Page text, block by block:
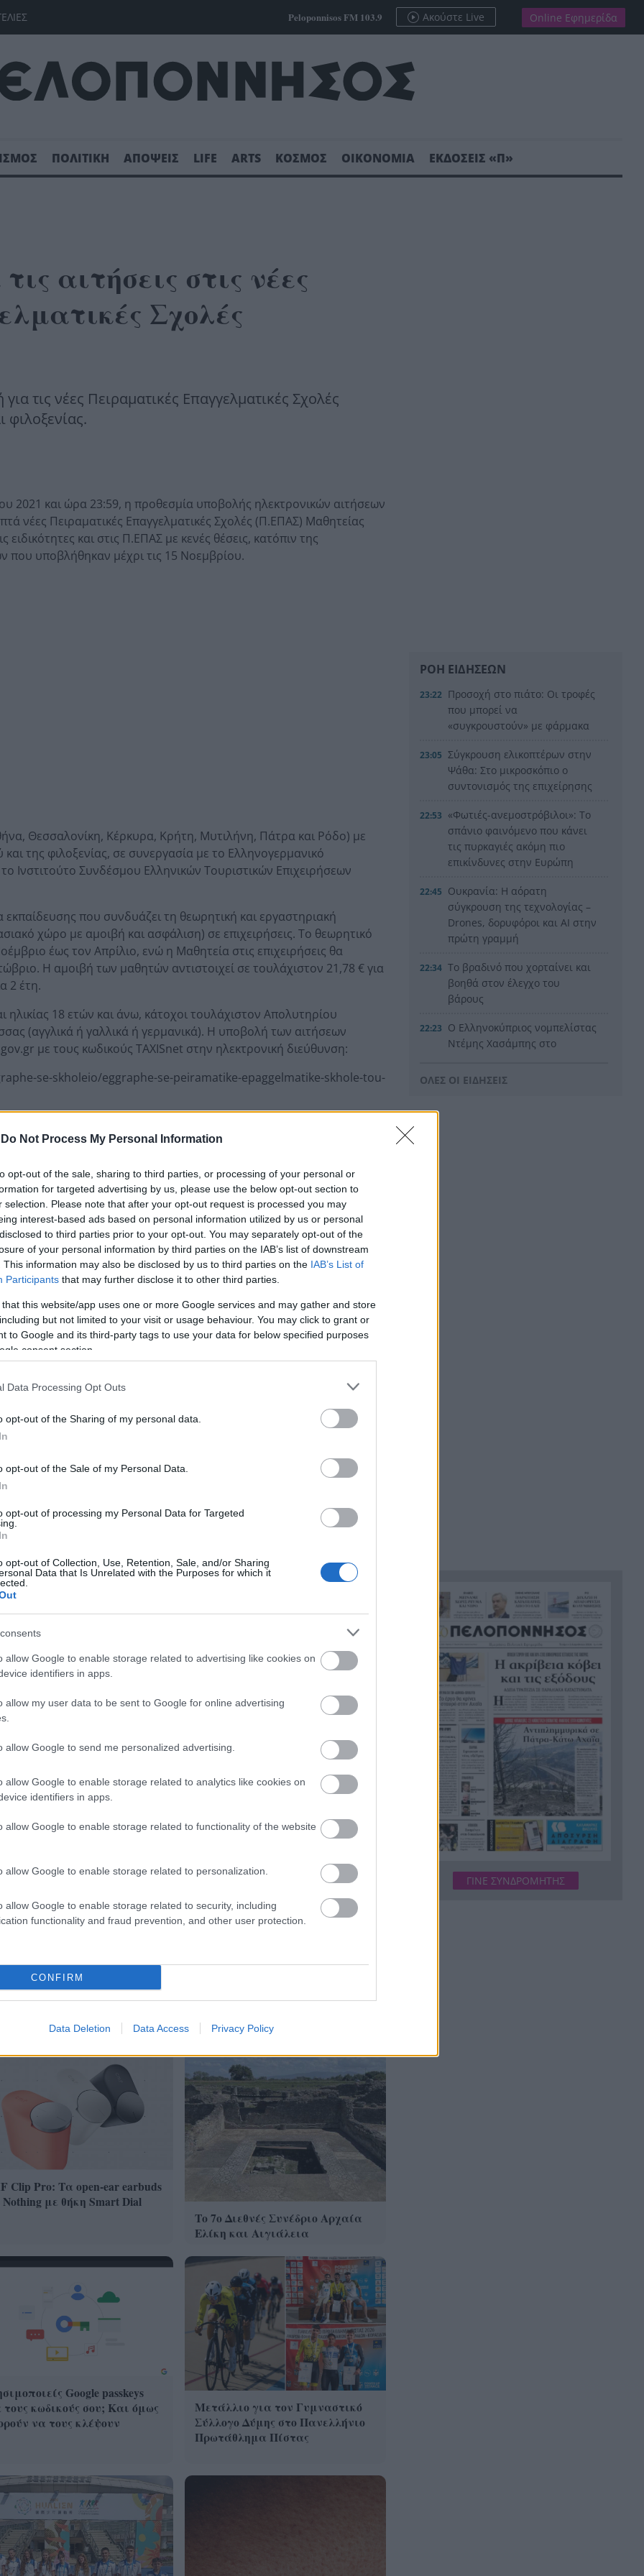
Do Not Process My Personal Information
opt-out of the sale, sharing to third parties, or processing of your personal or
for targeted advertising by us, please use the below opt-out section to
selection. Please note that after your opt-out request is processed you may
interest-based ads based on personal information utilized by us or personal
to third parties prior to your opt-out. You may separately opt-out of the
of your personal information by third parties on the IAB’s list of downstream
This information may also be disclosed by us to third parties on the IAB’s List of
Participants that may further disclose it to other third parties.
that this website/app uses one or more Google services and may gather and store
but not limited to your visit or usage behaviour. You may click to grant or
to Google and its third-party tags to use your data for below specified purposes
consent section.
Data Processing Opt Outs
opt-out of the Sharing of my personal data.
opt-out of the Sale of my Personal Data.
opt-out of processing my Personal Data for Targeted
opt-out of Collection, Use, Retention, Sale, and/or Sharing
Data that Is Unrelated with the Purposes for which it
allow Google to enable storage related to advertising like cookies on
identifiers in apps.
allow my user data to be sent to Google for online advertising
allow Google to send me personalized advertising.
allow Google to enable storage related to analytics like cookies on
identifiers in apps.
allow Google to enable storage related to functionality of the website
allow Google to enable storage related to personalization.
allow Google to enable storage related to security, including
functionality and fraud prevention, and other user protection.
CONFIRM
Data Deletion Data Access Privacy Policy
Peloponnisos FM 103.9 Ακούστε Live Online Εφημερίδα
ΠΟΛΙΤΙΚΗ ΑΠΟΨΕΙΣ LIFE ARTS ΚΟΣΜΟΣ ΟΙΚΟΝΟΜΙΑ ΕΚΔΟΣΕΙΣ «Π»
αιτήσεις στις νέες
Σχολές
τις νέες Πειραματικές Επαγγελματικές Σχολές
φιλοξενίας.
2021 και ώρα 23:59, η προθεσμία υποβολής ηλεκτρονικών αιτήσεων
νέες Πειραματικές Επαγγελματικές Σχολές (Π.ΕΠΑΣ) Μαθητείας
ειδικότητες και στις Π.ΕΠΑΣ με κενές θέσεις, κατόπιν της
που υποβλήθηκαν μέχρι τις 15 Νοεμβρίου.
Θεσσαλονίκη, Κέρκυρα, Κρήτη, Μυτιλήνη, Πάτρα και Ρόδο) με
της φιλοξενίας, σε συνεργασία με το Ελληνογερμανικό
Ινστιτούτο Συνδέσμου Ελληνικών Τουριστικών Επιχειρήσεων
που συνδυάζει τη θεωρητική και εργαστηριακή
χώρο με αμοιβή και ασφάλιση) σε επιχειρήσεις. Το θεωρητικό
έως τον Απρίλιο, ενώ η Μαθητεία στις επιχειρήσεις θα
Η αμοιβή των μαθητών αντιστοιχεί σε τουλάχιστον 21,78 € για
2 έτη.
ηλικίας 18 ετών και άνω, κάτοχοι τουλάχιστον Απολυτηρίου
(αγγλικά ή γαλλικά ή γερμανικά). Η υποβολή των αιτήσεων
με τους κωδικούς TAXISnet στην ηλεκτρονική διεύθυνση:
se-skholeio/eggraphe-se-peiramatike-epaggelmatike-skhole-tou-
→ Εγγραφή σε σχολείο → Εγγραφήσε πειραματική
ανά Π.ΕΠΑΣ:
σε ανοιχτή γραμμή με τον Πολίτη
παράπονα, καταγγελίες ή ιδέες για τη γειτονιά σου.
τιςειδήσειςστο Bing News και το Google News
Clip Pro: Τα open-ear earbuds
Nothing με θήκη Smart Dial
Το 7ο Διεθνές Συνέδριο Αρχαία
Ελίκη και Αιγιάλεια
Google passkeys
τους κωδικούς σου; Και όμως
να τους κλέψουν
Μετάλλιο για τον Γυμναστικό
Σύλλογο Δύμης στο Πανελλήνιο
Πρωτάθλημα Πίστας
ΡΟΗ ΕΙΔΗΣΕΩΝ
23:22 Προσοχή στο πιάτο: Οι τροφές
που μπορεί να
«συγκρουστούν» με φάρμακα
23:05 Σύγκρουση ελικοπτέρων στην
Ψάθα: Στο μικροσκόπιο ο
συντονισμός της επιχείρησης
22:53 «Φωτιές-ανεμοστρόβιλοι»: Το
σπάνιο φαινόμενο που κάνει
τις πυρκαγιές ακόμη πιο
επικίνδυνες στην Ευρώπη
22:45 Ουκρανία: Η αόρατη
σύγκρουση της τεχνολογίας –
Drones, δορυφόροι και AI στην
πρώτη γραμμή
22:34 Το βραδινό που χορταίνει και
βοηθά στον έλεγχο του
βάρους
22:23 Ο Ελληνοκύπριος νομπελίστας
Ντέμης Χασάμπης στο
HELLENiQ ENERGY: Έως 25
καστροπολιτεία της
Μονεμβασίας
21:02
Σύμη: Εντοπίστηκε σορός
άνδρα στον Πανορμίτη –
Πιθανότατα ανήκει στον
αγνοούμενο Γερμανό τουρίστα
20:51 Συμφωνία Ιράν – Ομάν για νέα
ναυτιλιακή διαδρομή στα
Στενά του Ορμούζ
Ήττα-αποκλεισμός για την
Εθνική Nέων Γυναικών στο
Ευρωπαϊκό
20:33
Δικαστικό μπλόκο στους
δασμούς Τραμπ:
δισεκατομμύρια δολάρια σε
επιχειρήσεις
ΟΛΕΣ ΟΙ ΕΙΔΗΣΕΙΣ
ΓΙΝΕ ΣΥΝΔΡΟΜΗΤΗΣ